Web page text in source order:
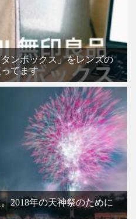
ンボックス」をレンズの
てます
2018年の天神祭のために